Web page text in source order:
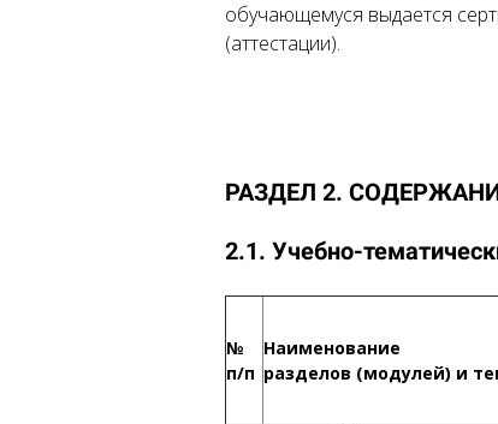
обучающемуся выдается
(аттестации).
РАЗДЕЛ 2.
2.1. Учебно-
№
п/п
Наименование
разделов (модулей) и